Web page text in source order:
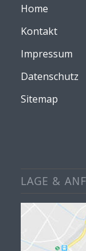
Home
Kontakt
Impressum
Datenschutz
Sitemap
LAGE &